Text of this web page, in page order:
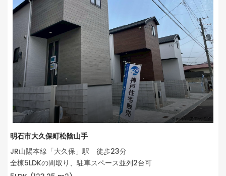
明石市大久保町松陰山手
JR山陽本線「大久保」駅 徒歩23分
全棟5LDKの間取り、駐車スペース並列2台可